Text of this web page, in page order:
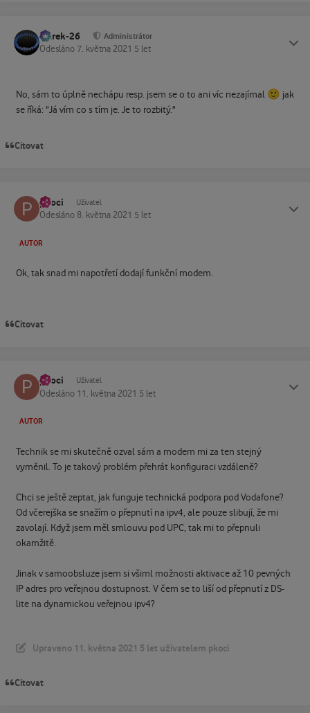
Marek-26 Administrátor
Odesláno 7. května 2021 5 let
No, sám to úplně nechápu resp. jsem se o to ani víc nezajímal 🙂 jak
se říká: "Já vím co s tím je. Je to rozbitý."
Citovat
pkoci Uživatel
Odesláno 8. května 2021 5 let
AUTOR
Ok, tak snad mi napotřetí dodají funkční modem.
Citovat
pkoci Uživatel
Odesláno 11. května 2021 5 let
AUTOR
Technik se mi skutečně ozval sám a modem mi za ten stejný
vyměnil. To je takový problém přehrát konfiguraci vzdáleně?
Chci se ještě zeptat, jak funguje technická podpora pod Vodafone?
Od včerejška se snažím o přepnutí na ipv4, ale pouze slibují, že mi
zavolají. Když jsem měl smlouvu pod UPC, tak mi to přepnuli
okamžitě.
Jinak v samoobsluze jsem si všiml možnosti aktivace až 10 pevných
IP adres pro veřejnou dostupnost. V čem se to liší od přepnutí z DS-
lite na dynamickou veřejnou ipv4?
Upraveno 11. května 2021 5 let uživatelem pkoci
Citovat